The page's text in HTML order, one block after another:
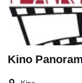
Kino